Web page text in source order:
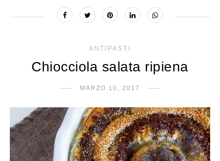
ANTIPASTI
Chiocciola salata ripiena
MARZO 10, 2017